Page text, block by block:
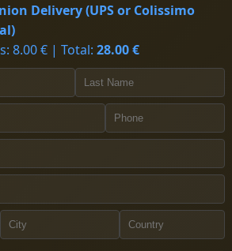
Delivery (UPS or Colissimo
8.00 € | Total: 28.00 €